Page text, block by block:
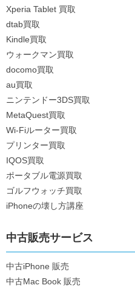
Xperia Tablet 買取
dtab買取
Kindle買取
ウォークマン買取
docomo買取
au買取
ニンテンドー3DS買取
MetaQuest買取
Wi-Fiルーター買取
プリンター買取
IQOS買取
ポータブル電源買取
ゴルフウォッチ買取
iPhoneの壊し方講座
中古販売サービス
中古iPhone 販売
中古Mac Book 販売